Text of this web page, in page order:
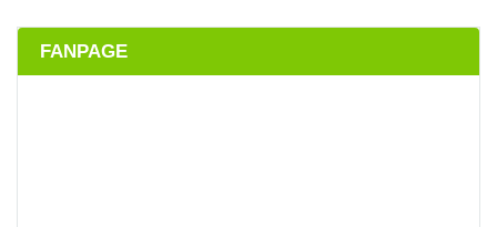
FANPAGE